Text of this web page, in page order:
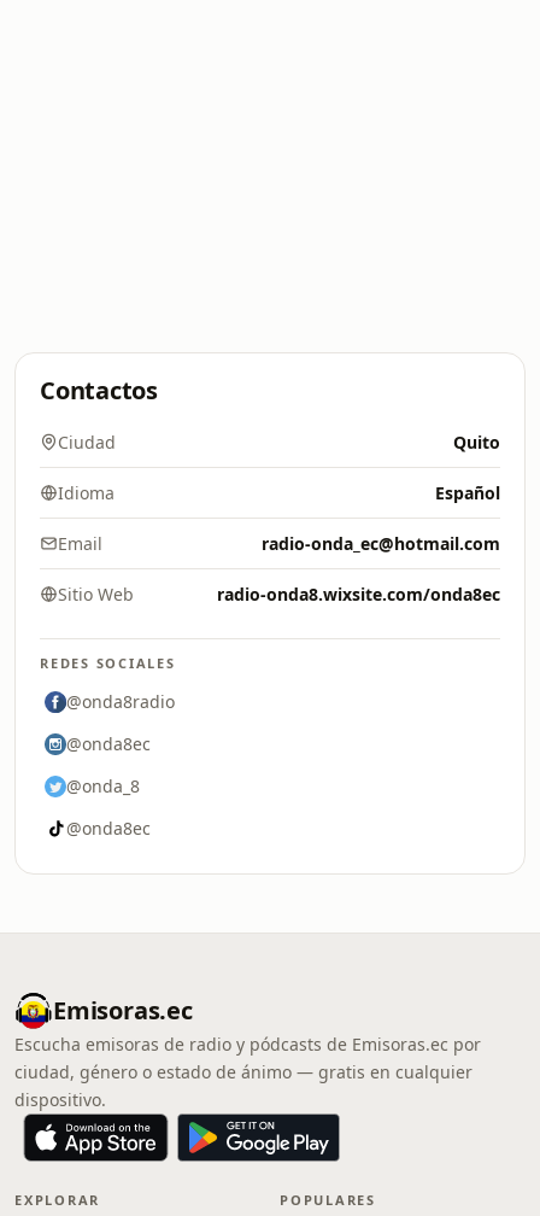
Contactos
Ciudad Quito
Idioma Español
Email radio-onda_ec@hotmail.com
Sitio Web radio-onda8.wixsite.com/onda8ec
REDES SOCIALES
@onda8radio
@onda8ec
@onda_8
@onda8ec
Emisoras.ec
Escucha emisoras de radio y pódcasts de Emisoras.ec por
ciudad, género o estado de ánimo — gratis en cualquier
dispositivo.
EXPLORAR POPULARES